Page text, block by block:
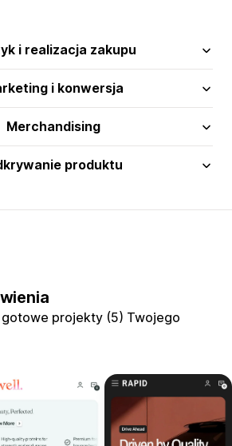
i realizacja zakupu
i konwersja
Merchandising
produktu
projekty (5) Twojego